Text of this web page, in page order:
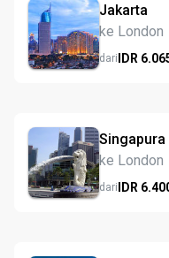
Jakarta
ke London
dariIDR
Singapura
ke London
dariIDR